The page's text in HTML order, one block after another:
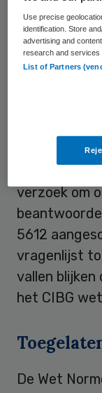
hierover
Een deel
WNT-
Het CIBG,
uitvoerder
stuurde aan
verzoek om
5612
vragenlijst
vallen blijken
het CIBG
De Wet
Use precise
identification. Store
advertising and
research and services
List of Partners